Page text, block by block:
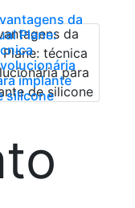
da
Plane:
implante
silicone